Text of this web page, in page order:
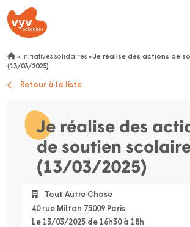
» Initiatives solidaires » Je réalise des actions de
(13/03/2025)
Retour à la liste
Je réalise des
de soutien
(13/03/2025)
Tout Autre Chose
40 rue Milton 75009 Paris
Le 13/03/2025 de 16h30 à 18h